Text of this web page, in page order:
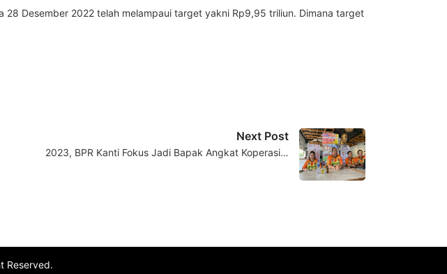
Desember 2022 telah melampaui target yakni Rp9,95 triliun. Dimana target
Next Post
2023, BPR Kanti Fokus Jadi Bapak Angkat Koperasi…
Reserved.